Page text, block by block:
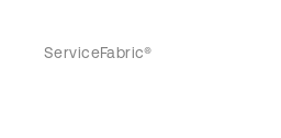
ServiceFabric®